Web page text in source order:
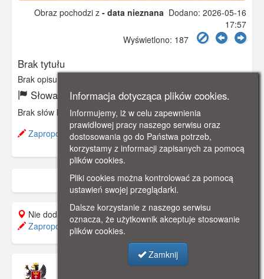
Obraz pochodzi z - data nieznana Dodano: 2026-05-16
17:57
Wyświetlono: 187
Brak tytułu
Brak opisu
Słowa kluczowe:
Brak słów kluczowych
Zaproponuj zmianę opisu.
Nie dodano do mapy.
Zaproponuj lokalizację
Muzeum Pomorza
Informacja dotycząca plików cookies.
Informujemy, iż w celu zapewnienia
prawidłowej pracy naszego serwisu oraz
dostosowania go do Państwa potrzeb,
korzystamy z informacji zapisanych za pomocą
plików cookies.
Pliki cookies można kontrolować za pomocą
ustawień swojej przeglądarki.
Dalsze korzystanie z naszego serwisu
oznacza, że użytkownik akceptuje stosowanie
plików cookies.
Zamknij